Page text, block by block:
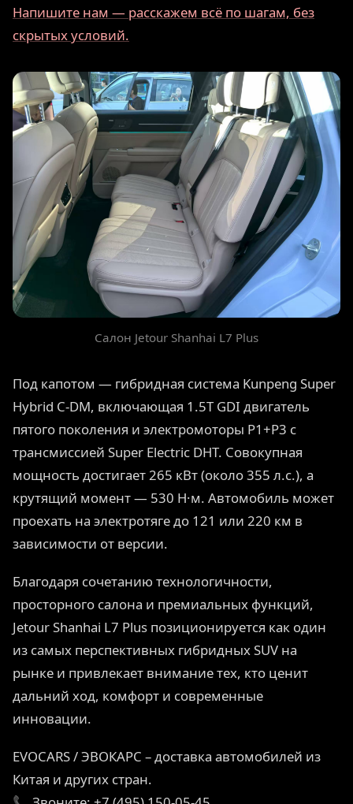
Напишите нам — расскажем всё по шагам, без
скрытых условий.
Салон Jetour Shanhai L7 Plus
Под капотом — гибридная система Kunpeng Super
Hybrid C-DM, включающая 1.5T GDI двигатель
пятого поколения и электромоторы P1+P3 с
трансмиссией Super Electric DHT. Совокупная
мощность достигает 265 кВт (около 355 л.с.), а
крутящий момент — 530 Н·м. Автомобиль может
проехать на электротяге до 121 или 220 км в
зависимости от версии.
Благодаря сочетанию технологичности,
просторного салона и премиальных функций,
Jetour Shanhai L7 Plus позиционируется как один
из самых перспективных гибридных SUV на
рынке и привлекает внимание тех, кто ценит
дальний ход, комфорт и современные
инновации.
EVOCARS / ЭВОКАРС – доставка автомобилей из
Китая и других стран.